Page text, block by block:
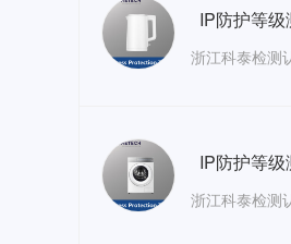
IP防护等级
IP防护等级